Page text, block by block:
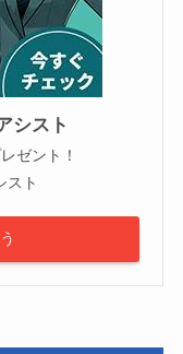
シスト
ゼント！
スト